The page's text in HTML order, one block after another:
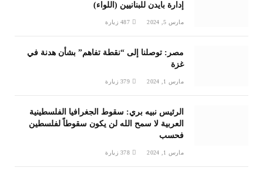
إدارة بايدن للبنانيين (اللواء)
مارس 5, 2024 487 زيارة
مصر: توصلنا إلى “نقطة تفاهم” بشأن هدنة في
غزة
مارس 1, 2024 379 زيارة
الرئيس نبيه بري: سقوط الجغرافيا الفلسطينية
العربية لا سمح الله لن يكون سقوطاً لفلسطين
فحسب
مارس 1, 2024 378 زيارة